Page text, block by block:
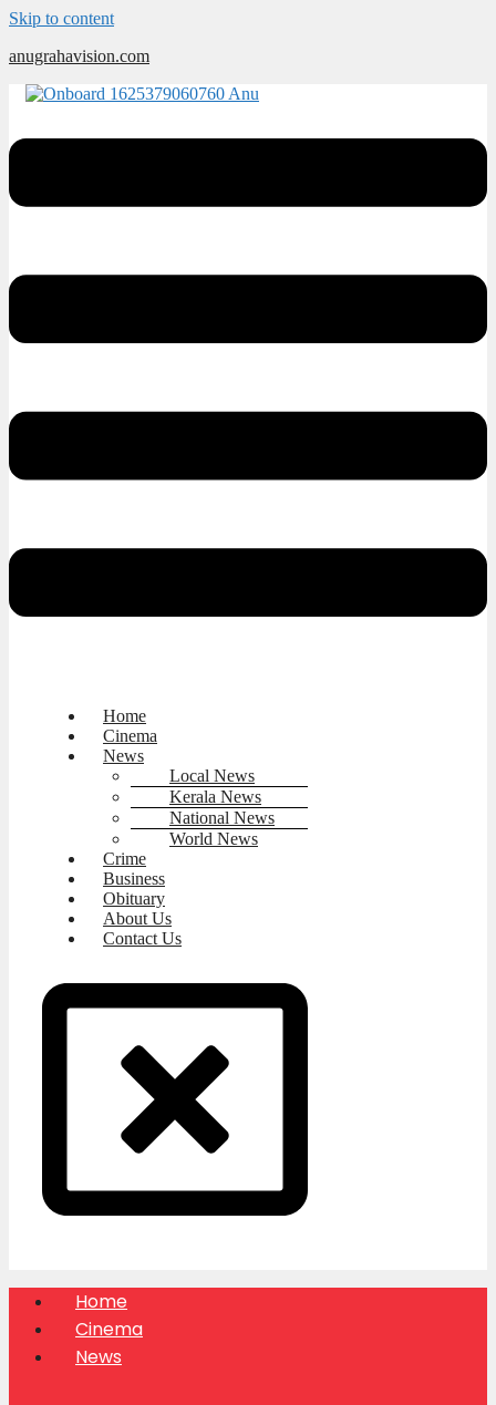
Skip to content
anugrahavision.com
Home
Cinema
News
Local News
Kerala News
National News
World News
Crime
Business
Obituary
About Us
Contact Us
Home
Cinema
News